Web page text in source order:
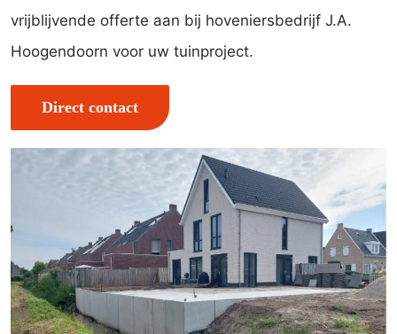
vrijblijvende offerte aan bij hoveniersbedrijf J.A.
Hoogendoorn voor uw tuinproject.
Direct contact